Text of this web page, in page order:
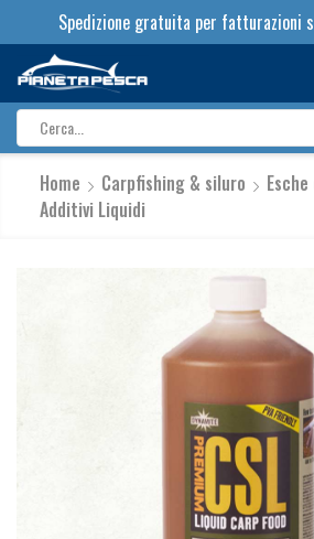
Spedizione gratuita per fatturazioni
input
Home Carpfishing & siluro
Additivi Liquidi